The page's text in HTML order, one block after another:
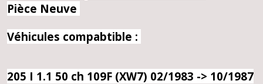
Pièce Neuve
Véhicules compabtible :
205 I 1.1 50 ch 109F (XW7) 02/1983 -> 10/1987